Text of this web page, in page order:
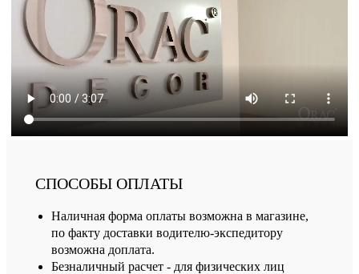
СПОСОБЫ ОПЛАТЫ
Наличная форма оплаты возможна в магазине,
по факту доставки водителю-экспедитору
возможна доплата.
Безналичный расчет - для физических лиц